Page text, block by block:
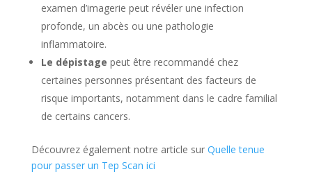
examen d’imagerie peut révéler une infection
profonde, un abcès ou une pathologie
inflammatoire.
Le dépistage peut être recommandé chez
certaines personnes présentant des facteurs de
risque importants, notamment dans le cadre familial
de certains cancers.
Découvrez également notre article sur Quelle tenue
pour passer un Tep Scan ici